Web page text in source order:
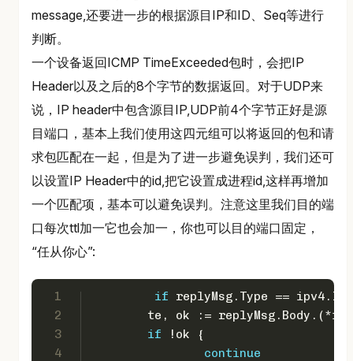
message,还要进一步的根据源目IP和ID、Seq等进行
判断。
一个设备返回ICMP TimeExceeded包时，会把IP
Header以及之后的8个字节的数据返回。对于UDP来
说，IP header中包含源目IP,UDP前4个字节正好是源
目端口，基本上我们使用这四元组可以将返回的包和请
求包匹配在一起，但是为了进一步避免误判，我们还可
以设置IP Header中的id,把它设置成进程id,这样再增加
一个匹配项，基本可以避免误判。注意这里我们目的端
口每次ttl加一它也会加一，你也可以目的端口固定，
“任从你心”:
1
2
3
4
if replyMsg.Type ==
te, ok :=
if !ok {
continue